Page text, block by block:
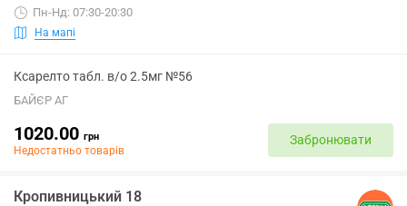
Пн-Нд: 07:30-20:30
На мапі
Ксарелто табл. в/о 2.5мг №56
БАЙЄР АГ
1020.00 грн
Недостатньо товарів
Забронювати
Кропивницький 18